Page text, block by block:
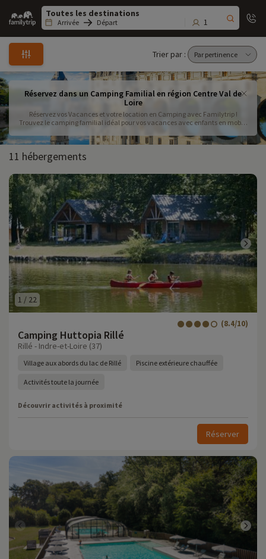
Family
trip
Arrivée Départ 1
Trier par :
Réservez dans un Camping Familial en région Centre Val de
Loire
Réservez vos Vacances et votre location en Camping avec Familytrip !
Trouvez le camping familial idéal pour vos vacances avec enfants en mobil-
animations ou clubs enfants, les campings sélectionnés par Familytrip vont
vous combler.
11 hébergements
1 / 22
Camping Huttopia Rillé
(8.4/10)
Rillé - Indre-et-Loire (37)
Village aux abords du lac de Rillé Piscine extérieure chauffée
Activités toute la journée
Découvrir activités à proximité
Réserver